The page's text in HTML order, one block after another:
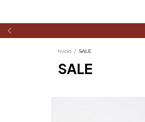
Inicio / SALE
SALE